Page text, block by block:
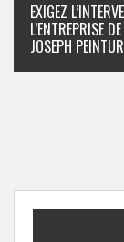
EXIGEZ
L’ENTREPRISE
JOSEPH